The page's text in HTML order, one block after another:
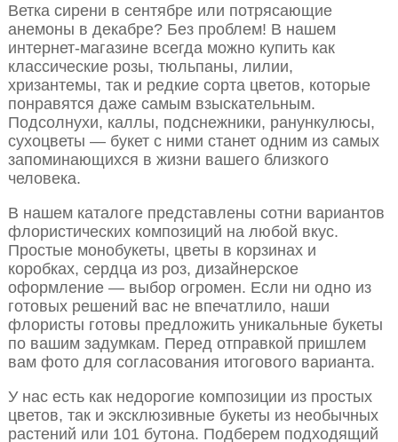
Ветка сирени в сентябре или потрясающие
анемоны в декабре? Без проблем! В нашем
интернет-магазине всегда можно купить как
классические розы, тюльпаны, лилии,
хризантемы, так и редкие сорта цветов, которые
понравятся даже самым взыскательным.
Подсолнухи, каллы, подснежники, ранункулюсы,
сухоцветы — букет с ними станет одним из самых
запоминающихся в жизни вашего близкого
человека.
В нашем каталоге представлены сотни вариантов
флористических композиций на любой вкус.
Простые монобукеты, цветы в корзинах и
коробках, сердца из роз, дизайнерское
оформление — выбор огромен. Если ни одно из
готовых решений вас не впечатлило, наши
флористы готовы предложить уникальные букеты
по вашим задумкам. Перед отправкой пришлем
вам фото для согласования итогового варианта.
У нас есть как недорогие композиции из простых
цветов, так и эксклюзивные букеты из необычных
растений или 101 бутона. Подберем подходящий